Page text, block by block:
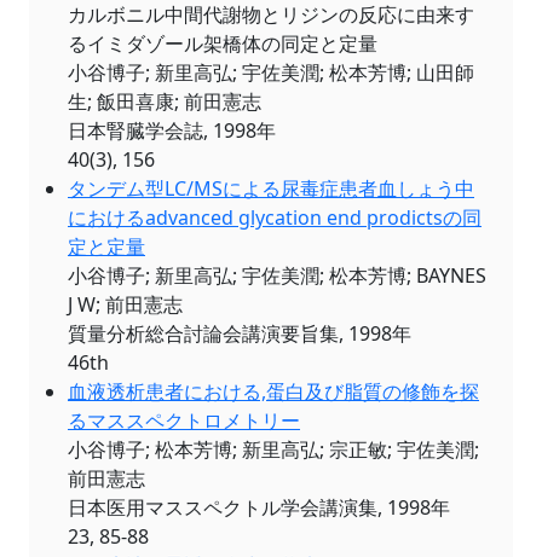
カルボニル中間代謝物とリジンの反応に由来す
るイミダゾール架橋体の同定と定量
小谷博子; 新里高弘; 宇佐美潤; 松本芳博; 山田師
生; 飯田喜康; 前田憲志
日本腎臓学会誌, 1998年
40(3), 156
タンデム型LC/MSによる尿毒症患者血しょう中
におけるadvanced glycation end prodictsの同
定と定量
小谷博子; 新里高弘; 宇佐美潤; 松本芳博; BAYNES
J W; 前田憲志
質量分析総合討論会講演要旨集, 1998年
46th
血液透析患者における,蛋白及び脂質の修飾を探
るマススペクトロメトリー
小谷博子; 松本芳博; 新里高弘; 宗正敏; 宇佐美潤;
前田憲志
日本医用マススペクトル学会講演集, 1998年
23, 85-88